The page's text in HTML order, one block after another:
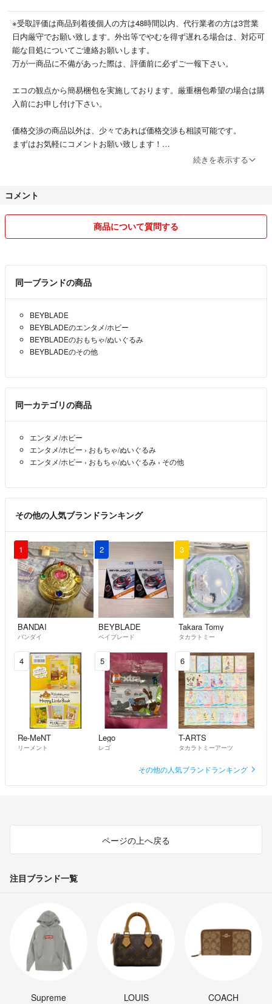
※受取評価は商品到着後個人の方は48時間以内、代行業者の方は3営業
日内厳守でお願い致します。外出等でやむを得ず遅れる場合は、対応可
能な目処についてご連絡お願いします。
万が一商品に不備があった際は、評価前に必ずご一報下さい。
エコの観点から簡易梱包を実施しております。厳重梱包希望の場合は購
入前にお申し付け下さい。
価格交渉の商品以外は、少々であれば価格交渉も相談可能です。
まずはお気軽にコメントお願い致します！
目安としては最大5%程度(上限額は5000円)とさせていただいておりま
目安と大幅かけ離れた価格交渉は即削除→ブロックします。
取置き対応は最大3日です。キャンセルは基本的に以降一切のお取引を
お断りします。
主にランニング、サイクリング用品、パソコン関連商品を出品予定で
す。
ラクマではまだ取引実績が少ないのですが、ヤフオクで2300以上、メ
ルカリで1300以上の良い評価を頂いておりますので、安心してお取引
頂ければと思います。
らで買い手がついた場合はこちらの出品を取り下げます。気になる商品
があれば早めにご購入されることをオススメ致します。
原則2日以内の発送を心掛けておりますが、所用により多少前後する場
合も御座いますが、遅れる場合はその旨連絡します。
パソコンに関して
ます。
万が一お届け後1週間以内に初期不良があった場合は無償にて交換、修
理の対応、それ以降は往復送料+部品代+気持ち程度の工賃で修理対応
致しますが、以前詐欺被害に遭遇したため、下記前提条件がございま
す。
1.返品を伴わない部分返金は対応致しかねます。
2.すり替え防止の観点から、製造番号の確認をさせていただきます。
3.ノートPCのバッテリーにつきましては消耗品ですので、保証対象外
とさせて頂きます。
4.原則商品到着後48時間以内の受取評価をお願いします。
続きを表示する
コメント
商品について質問する
同一ブランドの商品
BEYBLADE
BEYBLADEのエンタメ/ホビー
BEYBLADEのおもちゃ/ぬいぐるみ
BEYBLADEのその他
同一カテゴリの商品
エンタメ/ホビー
エンタメ/ホビー › おもちゃ/ぬいぐるみ
エンタメ/ホビー › おもちゃ/ぬいぐるみ › その他
その他の人気ブランドランキング
1
BANDAI
バンダイ
2
BEYBLADE
ベイブレード
3
Takara Tomy
タカラトミー
4
Re-MeNT
リーメント
5
Lego
レゴ
6
T-ARTS
タカラトミーアーツ
その他の人気ブランドランキング
ページの上へ戻る
注目ブランド一覧
Supreme
LOUIS
COACH